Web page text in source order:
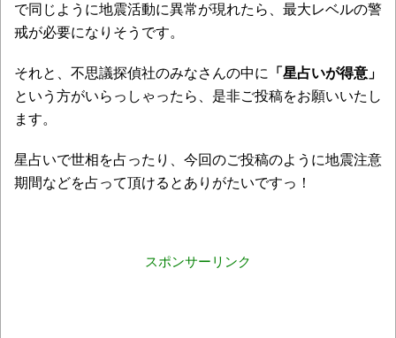
で同じように地震活動に異常が現れたら、最大レベルの警
戒が必要になりそうです。
それと、不思議探偵社のみなさんの中に
「星占いが得意」
という方がいらっしゃったら、是非ご投稿をお願いいたし
ます。
星占いで世相を占ったり、今回のご投稿のように地震注意
期間などを占って頂けるとありがたいですっ！
スポンサーリンク